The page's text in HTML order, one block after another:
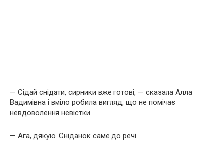
— Сідай снідати, сирники вже готові, — сказала Алла
Вадимівна і вміло робила вигляд, що не помічає
невдоволення невістки.
— Ага, дякую. Сніданок саме до речі.